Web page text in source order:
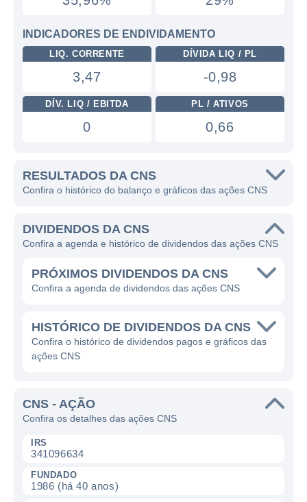
INDICADORES DE ENDIVIDAMENTO
LIQ. CORRENTE
3,47
DÍVIDA LIQ / PL
-0,98
DÍV. LIQ / EBITDA
0
PL / ATIVOS
0,66
RESULTADOS DA CNS
Confira o histórico do balanço e gráficos das ações CNS
DIVIDENDOS DA CNS
Confira a agenda e histórico de dividendos das ações CNS
PRÓXIMOS DIVIDENDOS DA CNS
Confira a agenda de dividendos das ações CNS
HISTÓRICO DE DIVIDENDOS DA CNS
Confira o histórico de dividendos pagos e gráficos das
ações CNS
CNS - AÇÃO
Confira os detalhes das ações CNS
IRS
341096634
FUNDADO
1986 (há 40 anos)